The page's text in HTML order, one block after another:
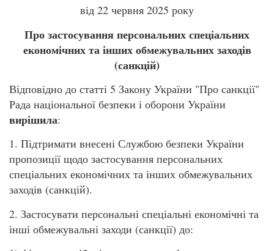
від 22 червня 2025 року
Про застосування персональних спеціальних
економічних та інших обмежувальних заходів
(санкцій)
Відповідно до статті 5 Закону України "Про санкції"
Рада національної безпеки і оборони України
вирішила:
1. Підтримати внесені Службою безпеки України
пропозиції щодо застосування персональних
спеціальних економічних та інших обмежувальних
заходів (санкцій).
2. Застосувати персональні спеціальні економічні та
інші обмежувальні заходи (санкції) до: